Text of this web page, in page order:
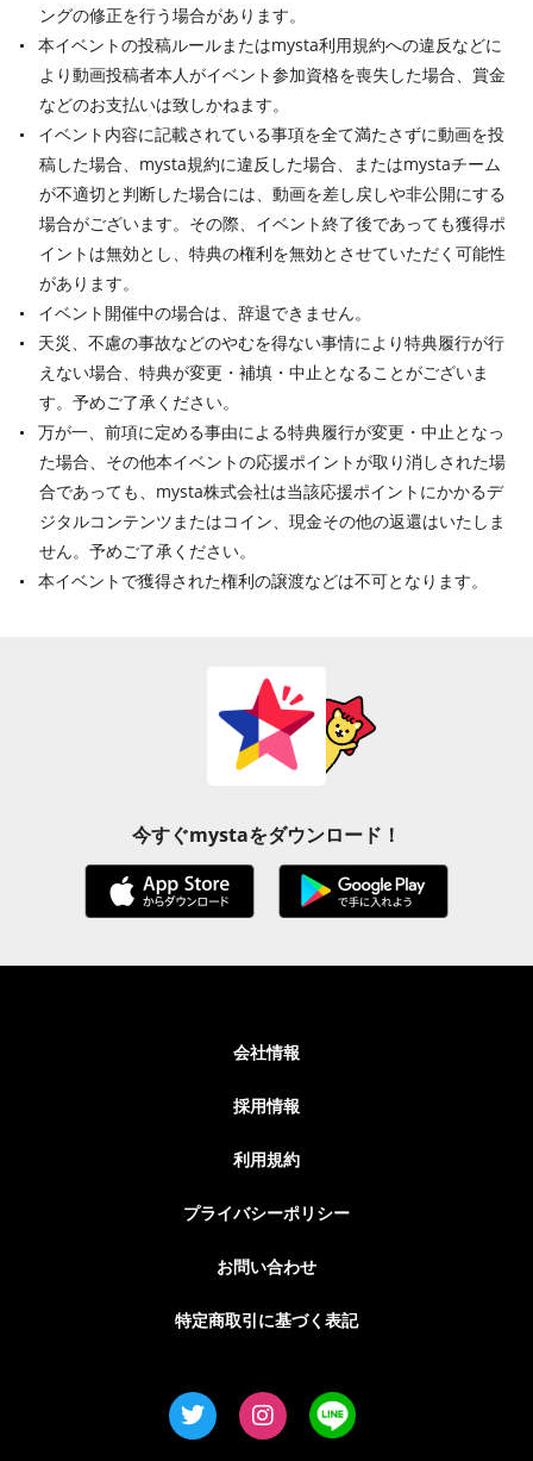
ングの修正を行う場合があります。
本イベントの投稿ルールまたはmysta利用規約への違反などに
より動画投稿者本人がイベント参加資格を喪失した場合、賞金
などのお支払いは致しかねます。
イベント内容に記載されている事項を全て満たさずに動画を投
稿した場合、mysta規約に違反した場合、またはmystaチーム
が不適切と判断した場合には、動画を差し戻しや非公開にする
場合がございます。その際、イベント終了後であっても獲得ポ
イントは無効とし、特典の権利を無効とさせていただく可能性
があります。
イベント開催中の場合は、辞退できません。
天災、不慮の事故などのやむを得ない事情により特典履行が行
えない場合、特典が変更・補填・中止となることがございま
す。予めご了承ください。
万が一、前項に定める事由による特典履行が変更・中止となっ
た場合、その他本イベントの応援ポイントが取り消しされた場
合であっても、mysta株式会社は当該応援ポイントにかかるデ
ジタルコンテンツまたはコイン、現金その他の返還はいたしま
せん。予めご了承ください。
本イベントで獲得された権利の譲渡などは不可となります。
今すぐmystaをダウンロード！
会社情報
採用情報
利用規約
プライバシーポリシー
お問い合わせ
特定商取引に基づく表記